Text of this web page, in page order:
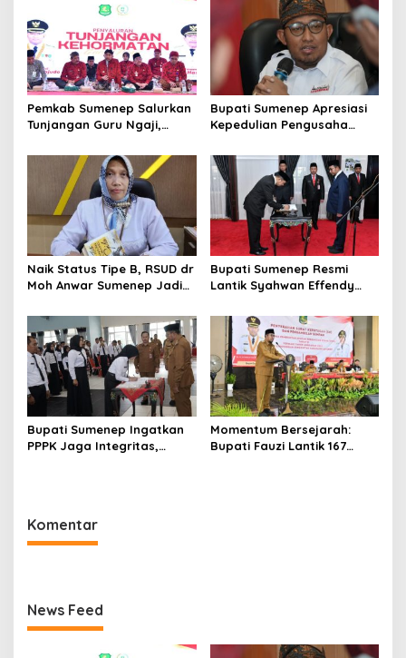
i
p
o
s
Pemkab Sumenep Salurkan
Tunjangan Guru Ngaji,
Berperan Strategis Bangun
Akhlak Generasi
Bupati Sumenep Apresiasi
Kepedulian Pengusaha
Gempa
Naik Status Tipe B, RSUD dr
Moh Anwar Sumenep Jadi
Berjenjang
Bupati Sumenep Resmi
Lantik Syahwan Effendy
Bupati Sumenep Ingatkan
PPPK Jaga Integritas,
Momentum Bersejarah:
Bupati Fauzi Lantik 167
Komentar
News Feed